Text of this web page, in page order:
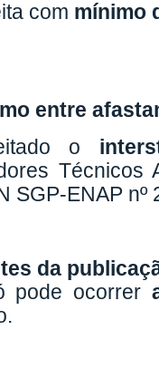
com mínimo
entre
o
Técnicos
SGP-ENAP nº
da
pode ocorrer